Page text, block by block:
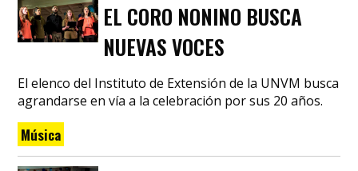
EL CORO NONINO BUSCA
NUEVAS VOCES
El elenco del Instituto de Extensión de la UNVM busca
agrandarse en vía a la celebración por sus 20 años.
Música